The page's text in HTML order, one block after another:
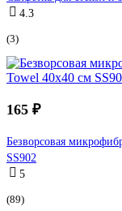
4.3
(3)
165 ₽
Безворсовая
SS902
5
(89)